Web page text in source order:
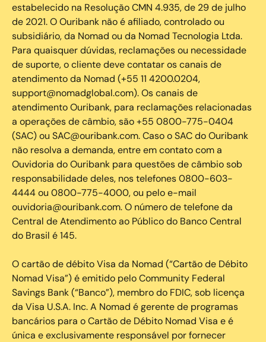
estabelecido na Resolução CMN 4.935, de 29 de julho
de 2021. O Ouribank não é afiliado, controlado ou
subsidiário, da Nomad ou da Nomad Tecnologia Ltda.
Para quaisquer dúvidas, reclamações ou necessidade
de suporte, o cliente deve contatar os canais de
atendimento da Nomad (+55 11 4200.0204,
support@nomadglobal.com). Os canais de
atendimento Ouribank, para reclamações relacionadas
a operações de câmbio, são +55 0800-775-0404
(SAC) ou SAC@ouribank.com. Caso o SAC do Ouribank
não resolva a demanda, entre em contato com a
Ouvidoria do Ouribank para questões de câmbio sob
responsabilidade deles, nos telefones 0800-603-
4444 ou 0800-775-4000, ou pelo e-mail
ouvidoria@ouribank.com. O número de telefone da
Central de Atendimento ao Público do Banco Central
do Brasil é 145.
O cartão de débito Visa da Nomad (“Cartão de Débito
Nomad Visa”) é emitido pelo Community Federal
Savings Bank (“Banco”), membro do FDIC, sob licença
da Visa U.S.A. Inc. A Nomad é gerente de programas
bancários para o Cartão de Débito Nomad Visa e é
única e exclusivamente responsável por fornecer